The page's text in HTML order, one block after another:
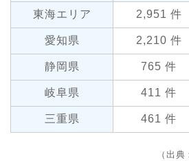
東海エリア 2,951 件
愛知県 2,210 件
静岡県 765 件
岐阜県 411 件
三重県 461 件
（出